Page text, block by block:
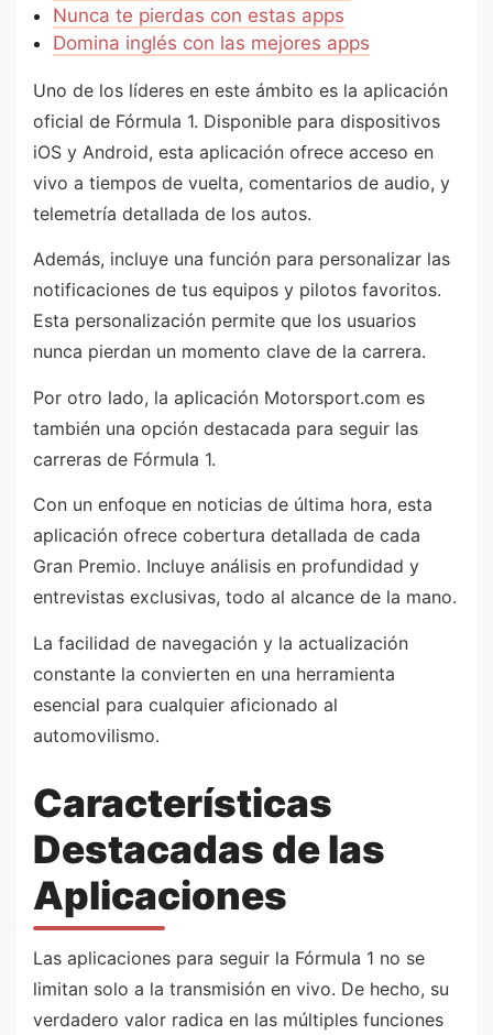
Nunca te pierdas con estas apps
Domina inglés con las mejores apps
Uno de los líderes en este ámbito es la aplicación
oficial de Fórmula 1. Disponible para dispositivos
iOS y Android, esta aplicación ofrece acceso en
vivo a tiempos de vuelta, comentarios de audio, y
telemetría detallada de los autos.
Además, incluye una función para personalizar las
notificaciones de tus equipos y pilotos favoritos.
Esta personalización permite que los usuarios
nunca pierdan un momento clave de la carrera.
Por otro lado, la aplicación Motorsport.com es
también una opción destacada para seguir las
carreras de Fórmula 1.
Con un enfoque en noticias de última hora, esta
aplicación ofrece cobertura detallada de cada
Gran Premio. Incluye análisis en profundidad y
entrevistas exclusivas, todo al alcance de la mano.
La facilidad de navegación y la actualización
constante la convierten en una herramienta
esencial para cualquier aficionado al
automovilismo.
Características
Destacadas de las
Aplicaciones
Las aplicaciones para seguir la Fórmula 1 no se
limitan solo a la transmisión en vivo. De hecho, su
verdadero valor radica en las múltiples funciones